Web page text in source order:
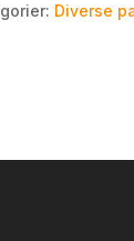
Diverse